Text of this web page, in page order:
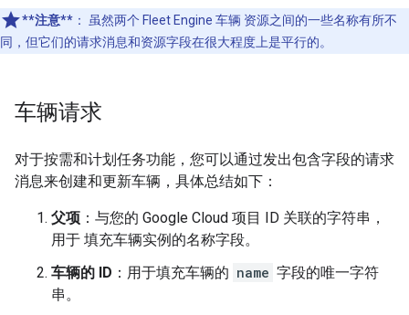
**注意** ：
虽然两个 Fleet Engine 车辆 资源之间的一些名称有所不
同，但它们的请求消息和资源字段在很大程度上是平行的。
车辆请求
对于按需和计划任务功能，您可以通过发出包含字段的请求
消息来创建和更新车辆，具体总结如下：
父项 ：与您的 Google Cloud 项目 ID 关联的字符串，
用于 填充车辆实例的名称字段。
车辆的 ID ：用于填充车辆的 name 字段的唯一字符
串。